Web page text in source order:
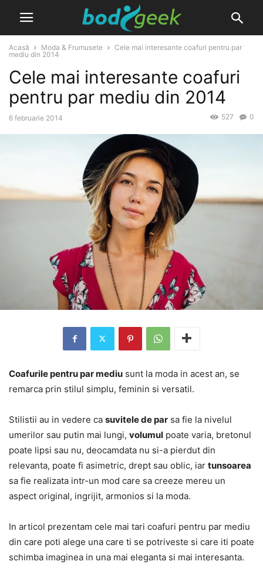
Acasă Moda & Frumusete
Cele mai interesante coafuri pentru par
mediu din 2014
Cele mai interesante coafuri
pentru par mediu din 2014
6 februarie 2014 0
527
Coafurile pentru par mediu sunt la moda in acest an, se
remarca prin stilul simplu, feminin si versatil.
Stilistii au in vedere ca suvitele de par sa fie la nivelul
umerilor sau putin mai lungi, volumul poate varia, bretonul
poate lipsi sau nu, deocamdata nu si-a pierdut din
relevanta, poate fi asimetric, drept sau oblic, iar tunsoarea
sa fie realizata intr-un mod care sa creeze mereu un
aspect original, ingrijit, armonios si la moda.
In articol prezentam cele mai tari coafuri pentru par mediu
din care poti alege una care ti se potriveste si care iti poate
schimba imaginea in una mai eleganta si mai interesanta.